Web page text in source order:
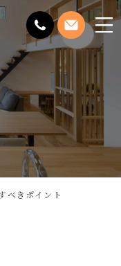
メ
ニ
を
開
く
べきポイント